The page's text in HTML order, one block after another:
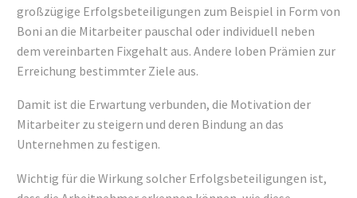
großzügige Erfolgsbeteiligungen zum Beispiel in Form von
Boni an die Mitarbeiter pauschal oder individuell neben
dem vereinbarten Fixgehalt aus. Andere loben Prämien zur
Erreichung bestimmter Ziele aus.
Damit ist die Erwartung verbunden, die Motivation der
Mitarbeiter zu steigern und deren Bindung an das
Unternehmen zu festigen.
Wichtig für die Wirkung solcher Erfolgsbeteiligungen ist,